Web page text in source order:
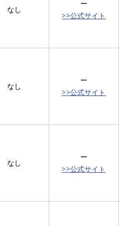
なし
ー
>>公式サイト
なし
ー
>>公式サイト
なし
ー
>>公式サイト